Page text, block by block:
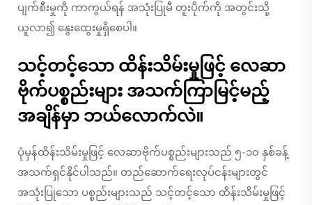
ပျက်စီးမှုကို ကာကွယ်ရန် အသုံးပြုမီ တူးပိုက်ကို အတွင်းသို့
ယူလာ၍ နွေးထွေးမှုရှိစေပါ။
သင့်တင့်သော ထိန်းသိမ်းမှုဖြင့် လေဆာ
ဗိုက်ပစ္စည်းများ အသက်ကြာမြင့်မည့်
အချိန်မှာ ဘယ်လောက်လဲ။
ပုံမှန်ထိန်းသိမ်းမှုဖြင့် လေဆာဗိုက်ပစ္စည်းများသည် ၅-၁၀ နှစ်ခန့်
အသက်ရှင်နိုင်ပါသည်။ တည်ဆောက်ရေးလုပ်ငန်းများတွင်
အသုံးပြုသော ပစ္စည်းများသည် သင့်တင့်သော ထိန်းသိမ်းမှုဖြင့်